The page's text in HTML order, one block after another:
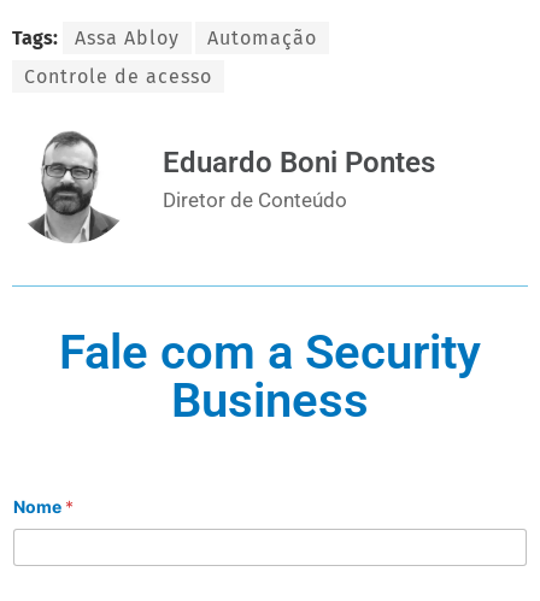
Tags: Assa Abloy
Automação
Controle de acesso
Eduardo Boni Pontes
Diretor de Conteúdo
Fale com a Security
Business
Nome *